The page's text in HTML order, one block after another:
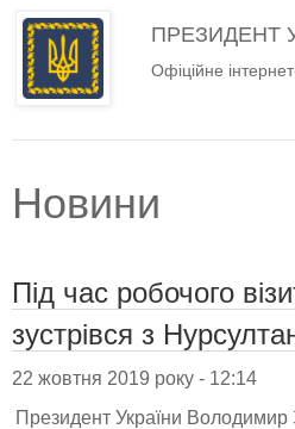
ПРЕЗИДЕНТ
Офіційне
Новини
Під час робочого
зустрівся з
22 жовтня 2019 року - 12:14
Президент України Володимир